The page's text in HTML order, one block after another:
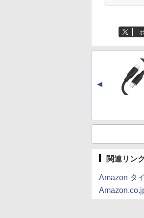
▲
関連リンク
Amazon タ